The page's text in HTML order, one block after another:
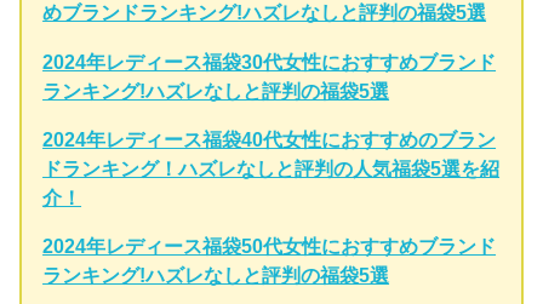
めブランドランキング!ハズレなしと評判の福袋5選
2024年レディース福袋30代女性におすすめブランド
ランキング!ハズレなしと評判の福袋5選
2024年レディース福袋40代女性におすすめのブラン
ドランキング！ハズレなしと評判の人気福袋5選を紹
介！
2024年レディース福袋50代女性におすすめブランド
ランキング!ハズレなしと評判の福袋5選